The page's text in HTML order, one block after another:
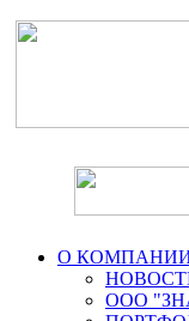
О
ООО